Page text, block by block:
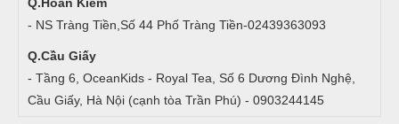
- NS Tràng Tiền,Số 44 Phố Tràng Tiền-02439363093
Q.Cầu Giấy
- Tầng 6, OceanKids - Royal Tea, Số 6 Dương Đình Nghệ,
Cầu Giấy, Hà Nội (cạnh tòa Trần Phú) - 0903244145